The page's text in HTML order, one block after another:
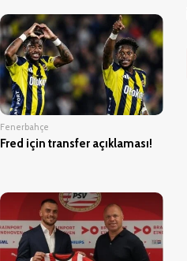
Fenerbahçe
Fred için transfer açıklaması!